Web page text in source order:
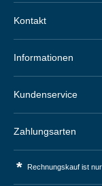
Kontakt
Informationen
Kundenservice
Zahlungsarten
* Rechnungskauf ist